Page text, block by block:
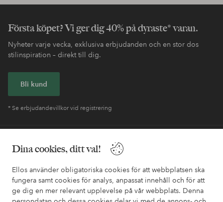
Dina cookies, ditt val!
Ellos använder obligatoriska cookies för att webbplatsen ska
fungera samt cookies för analys, anpassat innehåll och för att
ge dig en mer relevant upplevelse på vår webbplats. Denna
Första köpet? Vi ger dig 40% på dyraste* varan.
Nyheter varje vecka, exklusiva erbjudanden och en stor dos
stilinspiration – direkt till dig.
Bli kund
* Se erbjudandevillkor vid registrering
också information om hur du enklast kontaktar oss.
Kundservice Beställning Betalsätt